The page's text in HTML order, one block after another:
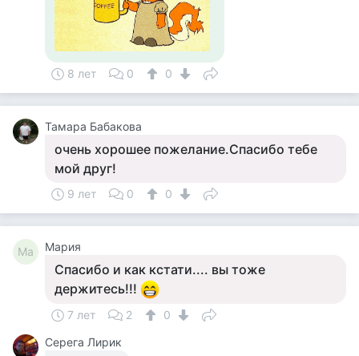
8 лет 0 0
Тамара Бабакова
очень хорошее пожелание.Спасибо тебе
мой друг!
9 лет 0 0
Ма Мария
Спасибо и как кстати.... вы тоже
держитесь!!!
7 лет 2
0
Серега Лирик